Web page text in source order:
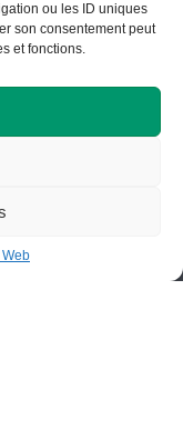
ou les ID uniques
son consentement peut
et fonctions.